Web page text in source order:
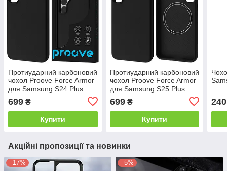
Протиударний карбоновий
чохол Proove Force Armor
для Samsung S24 Plus
699 ₴
Купити
Протиударний карбоновий
чохол Proove Force Armor
для Samsung S25 Plus
699₴
Купити
240
Акційні пропозиції та новинки
–17% –5%